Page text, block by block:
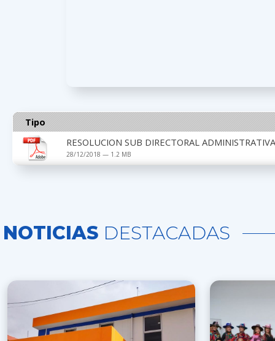
Tipo
RESOLUCION SUB DIRECTORAL
28/12/2018 — 1.2 MB
NOTICIAS DESTACADAS